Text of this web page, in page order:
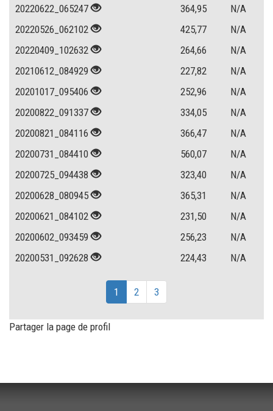
20220622_065247
364,95
N/A
20220526_062102
425,77
N/A
20220409_102632
264,66
N/A
20210612_084929
227,82
N/A
20201017_095406
252,96
N/A
20200822_091337
334,05
N/A
20200821_084116
366,47
N/A
20200731_084410
560,07
N/A
20200725_094438
323,40
N/A
20200628_080945
365,31
N/A
20200621_084102
231,50
N/A
20200602_093459
256,23
N/A
20200531_092628
224,43 N/A
1 2 3
Partager la page de profil